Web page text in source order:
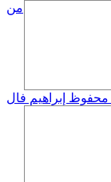
من
إبراهيم فال